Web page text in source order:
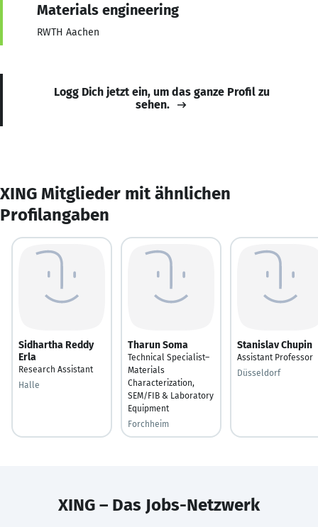
Materials engineering
RWTH Aachen
Logg Dich jetzt ein, um das ganze Profil zu
sehen.
XING Mitglieder mit ähnlichen
Profilangaben
Sidhartha Reddy
Erla
Research Assistant
Halle
Tharun Soma
Technical Specialist–
Materials
Characterization,
SEM/FIB & Laboratory
Equipment
Forchheim
Stanislav Chupin
Assistant Professor
Düsseldorf
XING – Das Jobs-Netzwerk